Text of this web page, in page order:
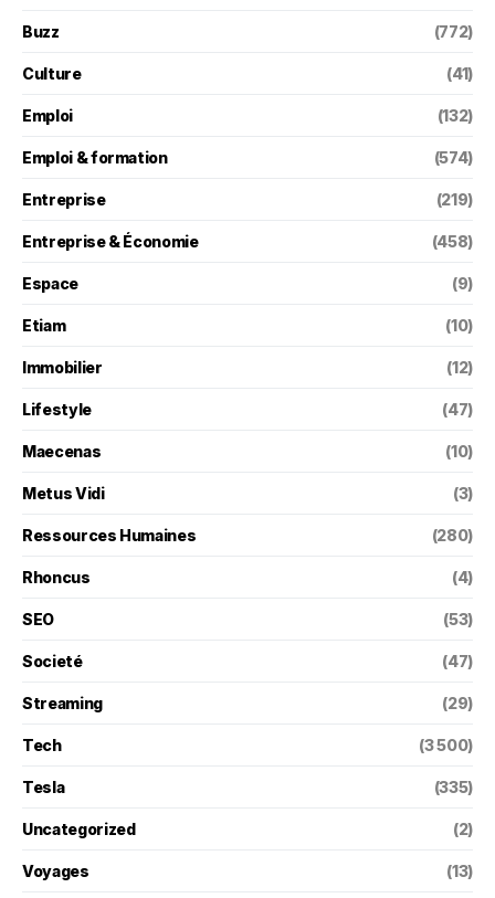
Buzz (772)
Culture (41)
Emploi (132)
Emploi & formation (574)
Entreprise (219)
Entreprise & Économie (458)
Espace (9)
Etiam (10)
Immobilier (12)
Lifestyle (47)
Maecenas (10)
Metus Vidi (3)
Ressources Humaines (280)
Rhoncus (4)
SEO (53)
Societé (47)
Streaming (29)
Tech (3 500)
Tesla (335)
Uncategorized (2)
Voyages (13)